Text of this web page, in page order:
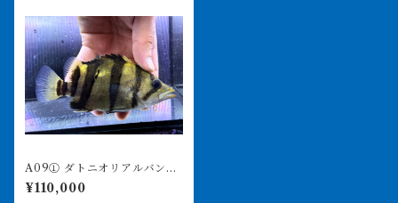
A09① ダトニオリアルバン
ド 15㎝前後 イエロー シ
ミなし
¥110,000